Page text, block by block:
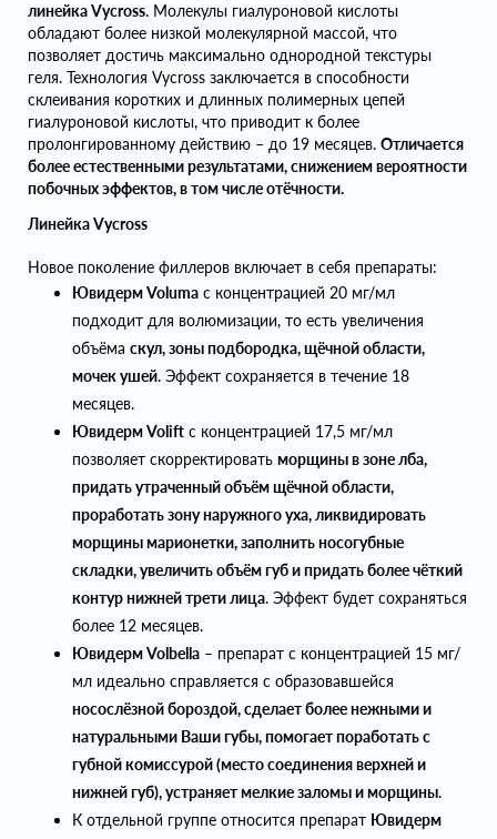
линейка Vycross. Молекулы гиалуроновой кислоты
обладают более низкой молекулярной массой, что
позволяет достичь максимально однородной текстуры
геля. Технология Vycross заключается в способности
склеивания коротких и длинных полимерных цепей
гиалуроновой кислоты, что приводит к более
пролонгированному действию – до 19 месяцев. Отличается
более естественными результатами, снижением вероятности
побочных эффектов, в том числе отёчности.
Линейка Vycross
Новое поколение филлеров включает в себя препараты:
Ювидерм Voluma с концентрацией 20 мг/мл
подходит для волюмизации, то есть увеличения
объёма скул, зоны подбородка, щёчной области,
мочек ушей. Эффект сохраняется в течение 18
месяцев.
Ювидерм Volift с концентрацией 17,5 мг/мл
позволяет скорректировать морщины в зоне лба,
придать утраченный объём щёчной области,
проработать зону наружного уха, ликвидировать
морщины марионетки, заполнить носогубные
складки, увеличить объём губ и придать более чёткий
контур нижней трети лица. Эффект будет сохраняться
более 12 месяцев.
Ювидерм Volbella – препарат с концентрацией 15 мг/
мл идеально справляется с образовавшейся
носослёзной бороздой, сделает более нежными и
натуральными Ваши губы, помогает поработать с
губной комиссурой (место соединения верхней и
нижней губ), устраняет мелкие заломы и морщины.
К отдельной группе относится препарат Ювидерм